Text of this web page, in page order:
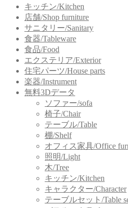
キッチン/Kitchen
店舗/Shop furniture
サニタリー/Sanitary
食器/Tableware
食品/Food
エクステリア/Exterior
住宅パーツ/House parts
楽器/Instrument
無料3Dデータ
ソファー/sofa
椅子/Chair
テーブル/Table
棚/Shelf
オフィス家具/Office
照明/Light
木/Tree
キッチン/Kitchen
キャラクター/Character
テーブルセット/Table